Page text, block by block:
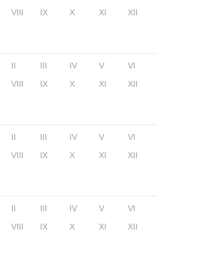
VIII IX X XI XII
II III IV V
VI
VIII IX X XI XII
II III IV V
VI
VIII IX X XI XII
II III IV V
VI
VIII IX X XI XII